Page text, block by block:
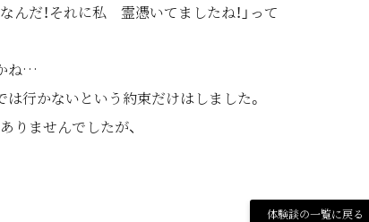
んだ！それに私 霊憑いてましたね！」って
ね…
行かないという約束だけはしました。
りませんでしたが、
体験談の一覧に戻る